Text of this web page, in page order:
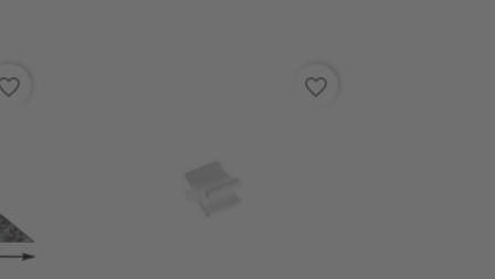
favorite_border